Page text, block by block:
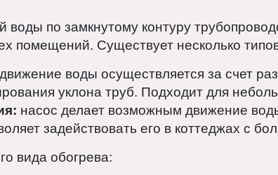
системы — ключевые факторы,
топлива есть в вашей
воды по замкнутому контуру
помещений. Существует несколько
движение воды осуществляется за
уклона труб. Подходит для